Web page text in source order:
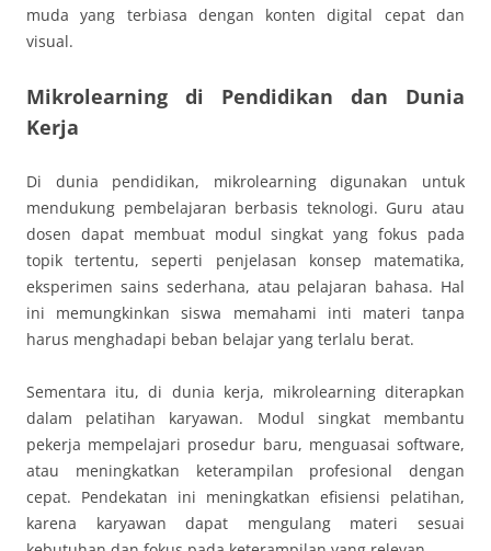
muda yang terbiasa dengan konten digital cepat dan
visual.
Mikrolearning di Pendidikan dan Dunia
Kerja
Di dunia pendidikan, mikrolearning digunakan untuk
mendukung pembelajaran berbasis teknologi. Guru atau
dosen dapat membuat modul singkat yang fokus pada
topik tertentu, seperti penjelasan konsep matematika,
eksperimen sains sederhana, atau pelajaran bahasa. Hal
ini memungkinkan siswa memahami inti materi tanpa
harus menghadapi beban belajar yang terlalu berat.
Sementara itu, di dunia kerja, mikrolearning diterapkan
dalam pelatihan karyawan. Modul singkat membantu
pekerja mempelajari prosedur baru, menguasai software,
atau meningkatkan keterampilan profesional dengan
cepat. Pendekatan ini meningkatkan efisiensi pelatihan,
karena karyawan dapat mengulang materi sesuai